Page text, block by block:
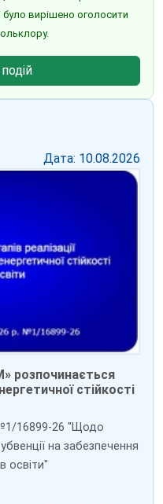
було вирішено оголосити
Дата: 10.08.2026
розпочинається
стійкості
16899-26 "Щодо
на забезпечення
освіти"